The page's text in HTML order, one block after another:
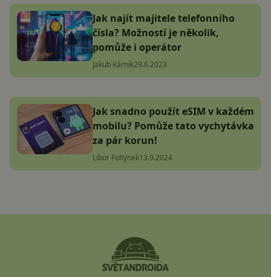
Jak najít majitele telefonního
čísla? Možností je několik,
pomůže i operátor
Jakub Kárník29.6.2023
Jak snadno použít eSIM v každém
mobilu? Pomůže tato vychytávka
za pár korun!
Libor Foltýnek13.9.2024